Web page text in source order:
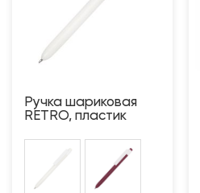
Ручка шариковая
RETRO, пластик